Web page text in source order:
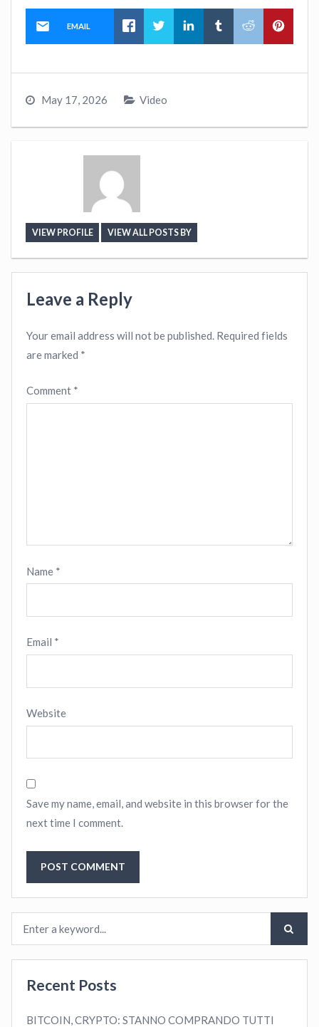
EMAIL
May 17, 2026 Video
VIEW PROFILE VIEW ALL POSTS BY
Leave a Reply
Your email address will not be published. Required fields
are marked *
Comment *
Name *
Email *
Website
Save my name, email, and website in this browser for the
next time I comment.
Recent Posts
BITCOIN, CRYPTO: STANNO COMPRANDO TUTTI